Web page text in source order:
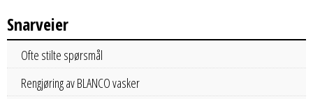
Snarveier
Ofte stilte spørsmål
Rengjøring av BLANCO vasker